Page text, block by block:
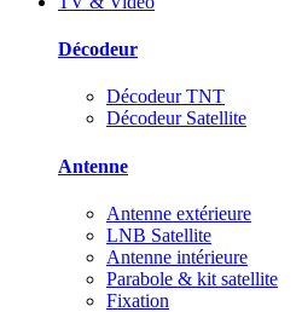
Décodeur
Décodeur TNT
Décodeur Satellite
Antenne
Antenne extérieure
LNB Satellite
Antenne intérieure
Parabole & kit satellite
Fixation